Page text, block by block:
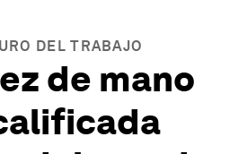
DEL TRABAJO
de mano